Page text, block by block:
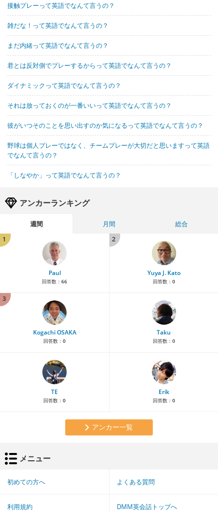
接触プレーって英語でなんて言うの？
雑だな！って英語でなんて言うの？
まだ内緒って英語でなんて言うの？
君とは反対側でプレーするからって英語でなんて言うの？
ダイナミックって英語でなんて言うの？
それは放っておくのが一番いいって英語でなんて言うの？
彼がいつそのことを思い出すのか気になるって英語でなんて言うの？
野球は個人プレーではなく、チームプレーが大切だと思いますって英語
でなんて言うの？
「しなやか」って英語でなんて言うの？
アンカーランキング
週間 月間
総合
1
Paul
回答数： 66
2
Yuya J. Kato
回答数： 0
3
Kogachi OSAKA
回答数： 0
Taku
回答数： 0
TE
回答数： 0
Erik
回答数： 0
アンカー一覧
メニュー
初めての方へ よくある質問
利用規約 DMM英会話トップへ